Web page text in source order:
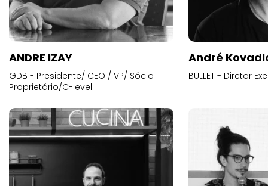
ANDRE IZAY
GDB - Presidente/ CEO / VP/ Sócio
Proprietário/C-level
André
BULLET - Diretor